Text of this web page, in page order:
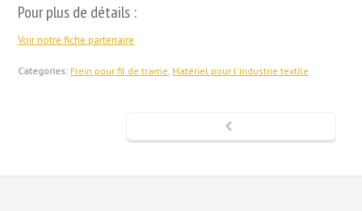
Pour plus de détails :
Voir notre fiche partenaire
Categories: Frein pour fil de trame, Matériel pour l'industrie textile